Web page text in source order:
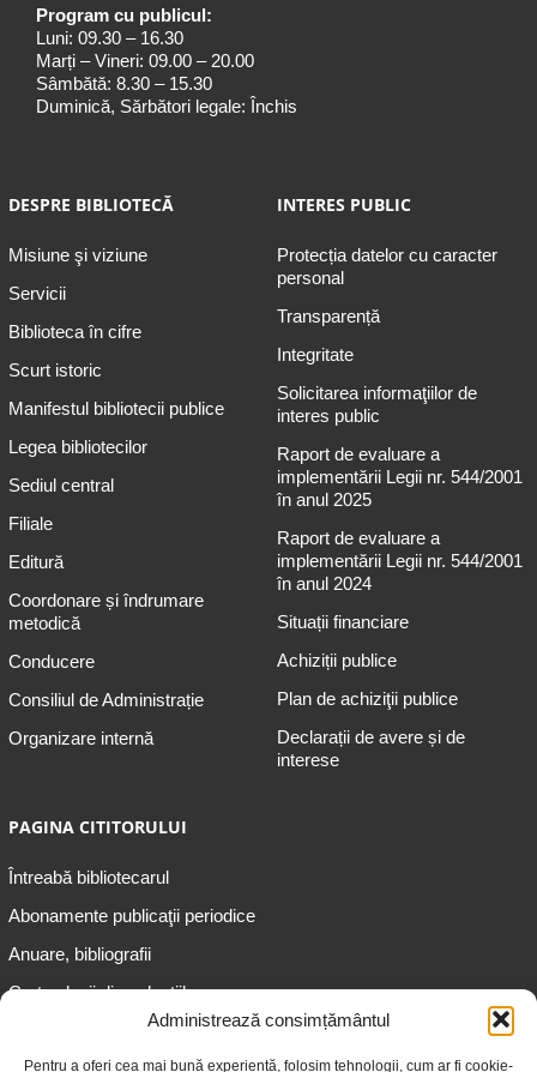
Administrează consimțământul
Pentru a oferi cea mai bună experiență, folosim tehnologii, cum ar fi cookie-
Program cu publicul:
Luni: 09.30 – 16.30
Marți – Vineri: 09.00 – 20.00
Sâmbătă: 8.30 – 15.30
Duminică, Sărbători legale: Închis
DESPRE BIBLIOTECĂ
Misiune şi viziune
Servicii
Biblioteca în cifre
Scurt istoric
Manifestul bibliotecii publice
Legea bibliotecilor
Sediul central
Filiale
Editură
Coordonare și îndrumare
metodică
Conducere
Consiliul de Administrație
Organizare internă
INTERES PUBLIC
Protecția datelor cu caracter
personal
Transparență
Integritate
Solicitarea informaţiilor de
interes public
Raport de evaluare a
implementării Legii nr. 544/2001
în anul 2025
Raport de evaluare a
implementării Legii nr. 544/2001
în anul 2024
Situații financiare
Achiziții publice
Plan de achiziţii publice
Declarații de avere și de
interese
PAGINA CITITORULUI
Întreabă bibliotecarul
Abonamente publicaţii periodice
Anuare, bibliografii
Cartea lunii din colecțiile